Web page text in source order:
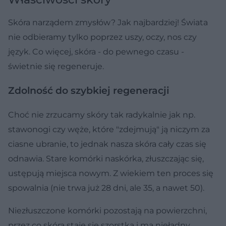
Skóra narządem zmysłów? Jak najbardziej! Świata
nie odbieramy tylko poprzez uszy, oczy, nos czy
język. Co więcej, skóra - do pewnego czasu -
świetnie się regeneruje.
Zdolność do szybkiej regeneracji
Choć nie zrzucamy skóry tak radykalnie jak np.
stawonogi czy węże, które "zdejmują" ją niczym za
ciasne ubranie, to jednak nasza skóra cały czas się
odnawia. Stare komórki naskórka, złuszczając się,
ustępują miejsca nowym. Z wiekiem ten proces się
spowalnia (nie trwa już 28 dni, ale 35, a nawet 50).
Niezłuszczone komórki pozostają na powierzchni,